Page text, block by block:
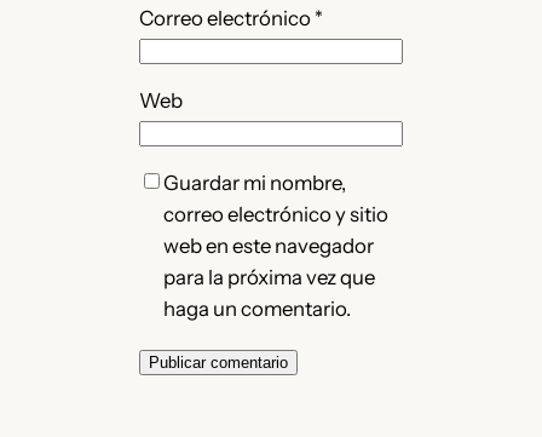
Correo electrónico *
Web
Guardar mi nombre,
correo electrónico y sitio
web en este navegador
para la próxima vez que
haga un comentario.